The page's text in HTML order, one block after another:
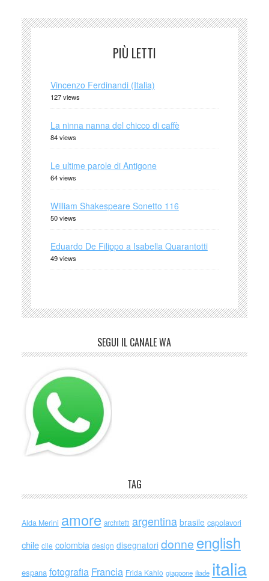
PIÙ LETTI
Vincenzo Ferdinandi (Italia)
127 views
La ninna nanna del chicco di caffè
84 views
Le ultime parole di Antigone
64 views
William Shakespeare Sonetto 116
50 views
Eduardo De Filippo a Isabella Quarantotti
49 views
SEGUI IL CANALE WA
TAG
Alda Merini amore architetti argentina brasile capolavori
chile cile colombia design disegnatori donne english
espana fotografia Francia Frida Kahlo giappone iliade italia